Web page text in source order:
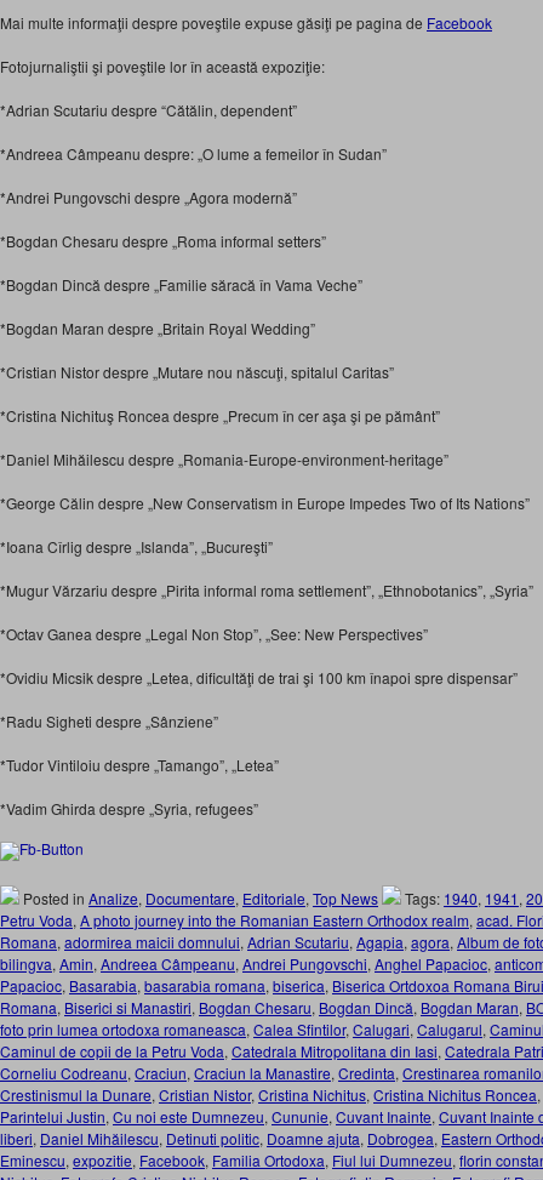
Mai multe informaţii despre poveştile expuse găsiţi pe pagina de Facebook
Fotojurnaliştii şi poveştile lor în această expoziţie:
*Adrian Scutariu despre “Cătălin, dependent”
*Andreea Câmpeanu despre: „O lume a femeilor în Sudan”
*Andrei Pungovschi despre „Agora modernă”
*Bogdan Chesaru despre „Roma informal setters”
*Bogdan Dincă despre „Familie săracă în Vama Veche”
*Bogdan Maran despre „Britain Royal Wedding”
*Cristian Nistor despre „Mutare nou născuţi, spitalul Caritas”
*Cristina Nichituş Roncea despre „Precum în cer aşa şi pe pământ”
*Daniel Mihăilescu despre „Romania-Europe-environment-heritage”
*George Călin despre „New Conservatism in Europe Impedes Two of Its Nations”
*Ioana Cîrlig despre „Islanda”, „Bucureşti”
*Mugur Vărzariu despre „Pirita informal roma settlement”, „Ethnobotanics”, „Syria”
*Octav Ganea despre „Legal Non Stop”, „See: New Perspectives”
*Ovidiu Micsik despre „Letea, dificultăţi de trai şi 100 km înapoi spre dispensar”
*Radu Sigheti despre „Sânziene”
*Tudor Vintiloiu despre „Tamango”, „Letea”
*Vadim Ghirda despre „Syria, refugees”
Posted in Analize, Documentare, Editoriale, Top News Tags: 1940, 1941,
Petru Voda, A photo journey into the Romanian Eastern Orthodox realm, acad.
Romana, adormirea maicii domnului, Adrian Scutariu, Agapia, agora, Album de
bilingva, Amin, Andreea Câmpeanu, Andrei Pungovschi, Anghel Papacioc,
Papacioc, Basarabia, basarabia romana, biserica, Biserica Ortdoxoa Romana
Romana, Biserici si Manastiri, Bogdan Chesaru, Bogdan Dincă, Bogdan Maran,
foto prin lumea ortodoxa romaneasca, Calea Sfintilor, Calugari, Calugarul,
Caminul de copii de la Petru Voda, Catedrala Mitropolitana din Iasi, Catedrala
Corneliu Codreanu, Craciun, Craciun la Manastire, Credinta, Crestinarea
Crestinismul la Dunare, Cristian Nistor, Cristina Nichitus, Cristina Nichitus Roncea,
Parintelui Justin, Cu noi este Dumnezeu, Cununie, Cuvant Inainte, Cuvant Inainte
liberi, Daniel Mihăilescu, Detinuti politic, Doamne ajuta, Dobrogea, Eastern
Eminescu, expozitie, Facebook, Familia Ortodoxa, Fiul lui Dumnezeu, florin